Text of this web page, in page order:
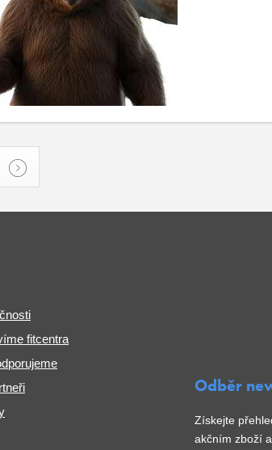
fitcentra
Odběr
Získejte
akčním zboží